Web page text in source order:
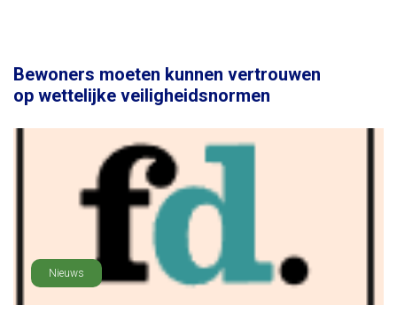
Bewoners moeten kunnen vertrouwen
op wettelijke veiligheidsnormen
Nieuws